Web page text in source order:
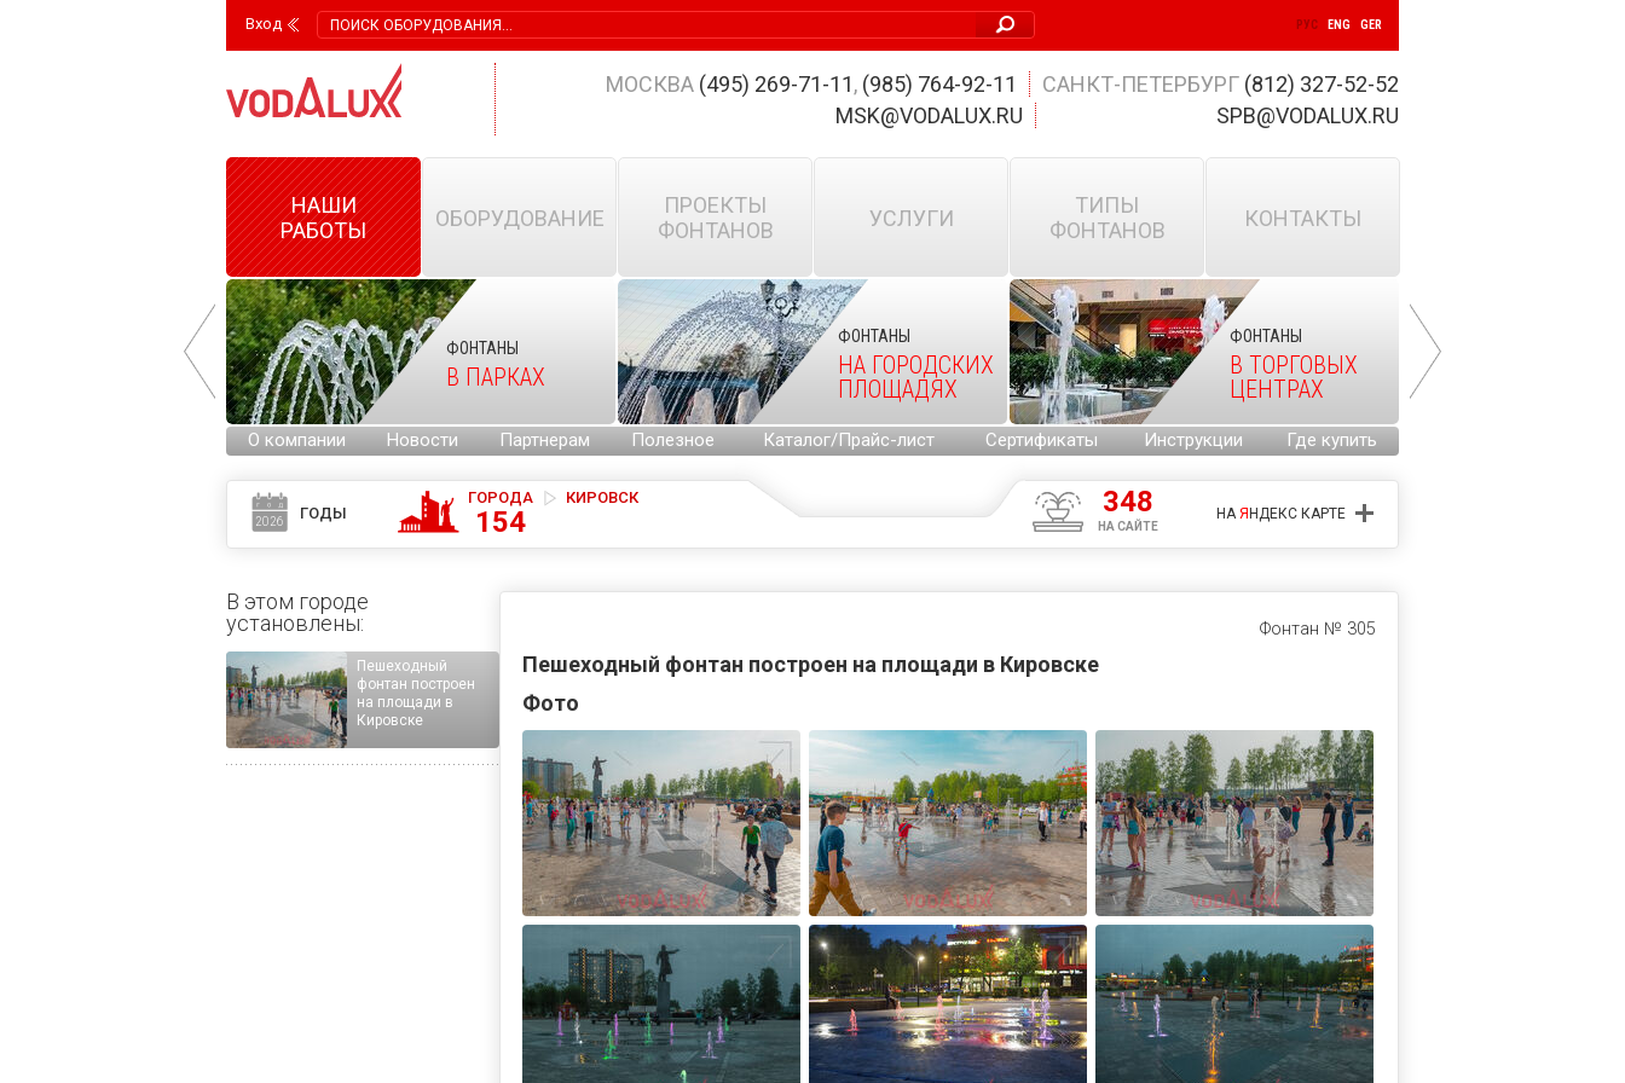
Вход РУС ENG GER
МОСКВА (495) 269-71-11, (985) 764-92-11 САНКТ-ПЕТЕРБУРГ (812) 327-52-52
MSK@VODALUX.RU
SPB@VODALUX.RU
НАШИ
РАБОТЫ
ОБОРУДОВАНИЕ
ПРОЕКТЫ
ФОНТАНОВ
УСЛУГИ
ТИПЫ
ФОНТАНОВ
КОНТАКТЫ
НА ГОРОДСКИХ
ФОНТАНЫ
В ПАРКАХ
ФОНТАНЫ
НА ГОРОДСКИХ
ПЛОЩАДЯХ
ФОНТАНЫ
В ТОРГОВЫХ
ЦЕНТРАХ
О компании Новости Партнерам Полезное Каталог/Прайс-лист Сертификаты Инструкции Где купить
2026 ГОДЫ
ГОРОДА
154
КИРОВСК 348
НА САЙТЕ
НАЯ НДЕКС КАРТЕ
Фонтан № 305
Пешеходный фонтан построен на площади в Кировске
Фото
В этом городе
установлены:
Пешеходный
фонтан построен
на площади в
Кировске